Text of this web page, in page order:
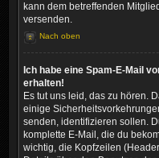
kann dem betreffenden
versenden.
Nach oben
Ich habe eine Spam-E-Mail
erhalten!
Es tut uns leid, das zu hören.
einige
senden, identifizieren sollen.
komplette E-Mail, die du
wichtig, die Kopfzeilen